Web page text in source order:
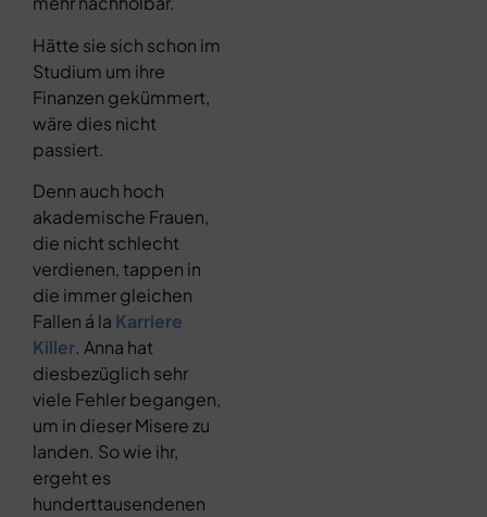
Hätte sie sich schon im
Studium um ihre
Finanzen gekümmert,
wäre dies nicht
passiert.
Denn auch hoch
akademische Frauen,
die nicht schlecht
verdienen, tappen in
die immer gleichen
Fallen á la Karriere
Killer. Anna hat
diesbezüglich sehr
viele Fehler begangen,
um in dieser Misere zu
landen. So wie ihr,
ergeht es
hunderttausendenen